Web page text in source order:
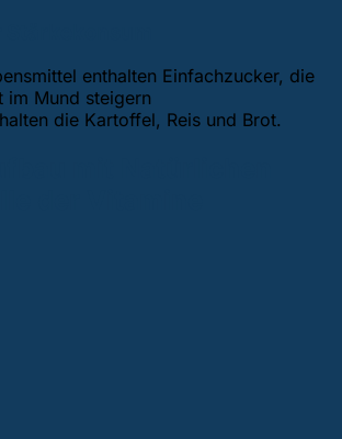
enthalten Einfachzucker, die
im Mund steigern
die Kartoffel, Reis und Brot.